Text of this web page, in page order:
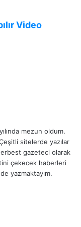
Video
mezun oldum.
sitelerde yazılar
gazeteci olarak
çekecek haberleri
yazmaktayım.